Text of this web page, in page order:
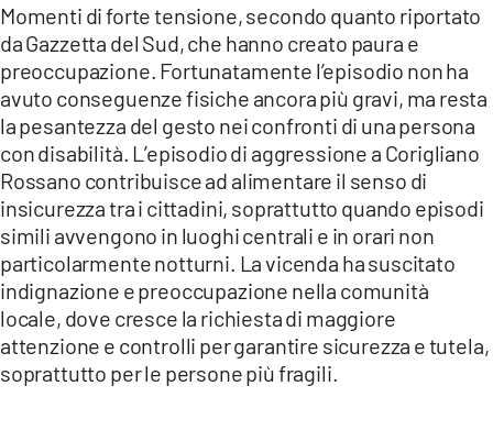
Momenti di forte tensione, secondo quanto riportato
da Gazzetta del Sud, che hanno creato paura e
preoccupazione. Fortunatamente l’episodio non ha
avuto conseguenze fisiche ancora più gravi, ma resta
la pesantezza del gesto nei confronti di una persona
con disabilità. L’episodio di aggressione a Corigliano
Rossano contribuisce ad alimentare il senso di
insicurezza tra i cittadini, soprattutto quando episodi
simili avvengono in luoghi centrali e in orari non
particolarmente notturni. La vicenda ha suscitato
indignazione e preoccupazione nella comunità
locale, dove cresce la richiesta di maggiore
attenzione e controlli per garantire sicurezza e tutela,
soprattutto per le persone più fragili.